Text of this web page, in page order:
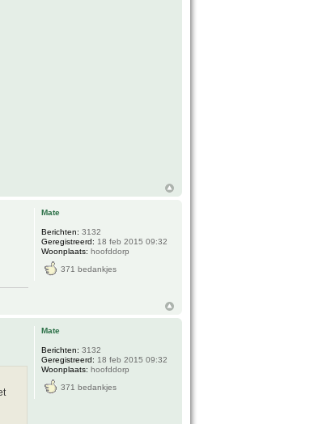
Mate
Berichten: 3132
Geregistreerd: 18 feb 2015 09:32
Woonplaats: hoofddorp
371 bedankjes
Mate
Berichten: 3132
Geregistreerd: 18 feb 2015 09:32
Woonplaats: hoofddorp
371 bedankjes